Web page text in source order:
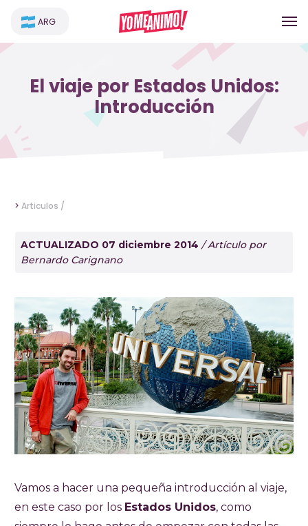
ARG
El viaje por Estados Unidos:
Introducción
> Articulos /
ACTUALIZADO 07 diciembre 2014 / Artículo por
Bernardo Carignano
Vamos a hacer una pequeña introducción al viaje,
en este caso por los Estados Unidos, como